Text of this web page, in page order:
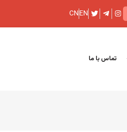
EN
CN
تماس با ما